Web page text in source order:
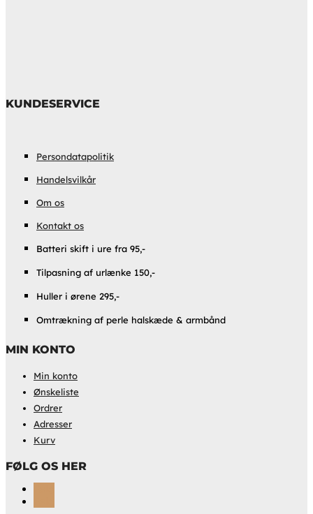
KUNDESERVICE
Persondatapolitik
Handelsvilkår
Om os
Kontakt os
Batteri skift i ure fra 95,-
Tilpasning af urlænke 150,-
Huller i ørene 295,-
Omtrækning af perle halskæde & armbånd
MIN KONTO
Min konto
Ønskeliste
Ordrer
Adresser
Kurv
FØLG OS HER